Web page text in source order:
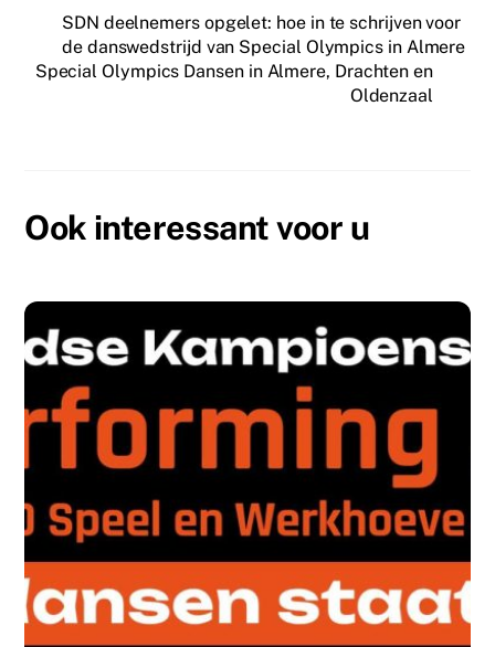
e
b
o
d
o
l
n
SDN deelnemers opgelet: hoe in te schrijven voor
de danswedstrijd van Special Olympics in Almere
Special Olympics Dansen in Almere, Drachten en
Oldenzaal
Ook interessant voor u